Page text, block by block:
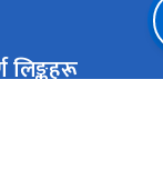
लिङ्कहरू